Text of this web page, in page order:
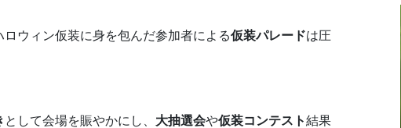
ウィン仮装に身を包んだ参加者による仮装パレードは圧
として会場を賑やかにし、 大抽選会や仮装コンテスト結果